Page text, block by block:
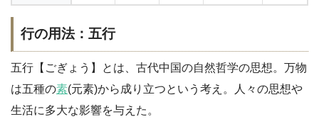
行の用法：五行
五行【ごぎょう】とは、古代中国の自然哲学の思想。万物
は五種の素(元素)から成り立つという考え。人々の思想や
生活に多大な影響を与えた。